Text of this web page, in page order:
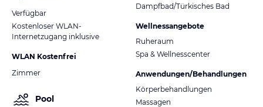
Verfügbar
Kostenloser WLAN-
Internetzugang inklusive
WLAN Kostenfrei
Zimmer
Pool
Dampfbad/Türkisches Bad
Wellnessangebote
Ruheraum
Spa & Wellnesscenter
Anwendungen/Behandlungen
Körperbehandlungen
Massagen